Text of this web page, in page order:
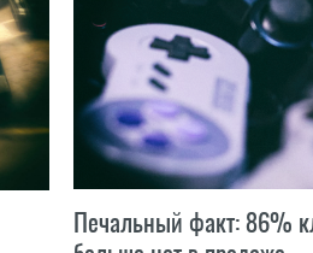
Печальный факт: 86%